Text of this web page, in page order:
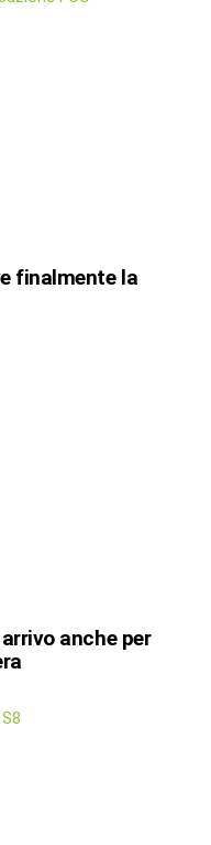
finalmente la
anche per